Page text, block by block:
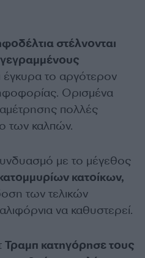
στέλνονται
έγκυρα το αργότερον
Ορισμένα
πολλές
των καλπών.
με το μέγεθος
κατοίκων,
των τελικών
να καθυστερεί.
Τραμπ κατηγόρησε τους